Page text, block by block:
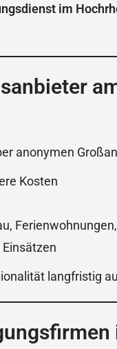
im
anonymen
Kosten
langfristig